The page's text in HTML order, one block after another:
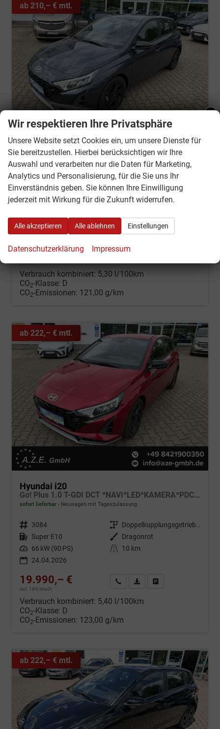
ab 210,– € mtl.
Hyundai i20
sofort lieferbar Neuwagen mit Tageszulassung
Fahrzeugnr. 3112 Getriebe Schalt. 6-Gang
66 kW (90 PS)
10 km
24.06.2026
18.990,– € Wir rufen Sie an
Verbrauch kombiniert: 5,30 l/100km
CO2-Klasse: D
CO2-Emissionen: 121,00 g/km
ab 222,– € mtl.
Hyundai i20
Go! Plus 1.0 T-GDI DCT *NAVI*LED*KAMERA*PDC*SH*LHZ*2026!
sofort lieferbar Neuwagen mit Tageszulassung
Fahrzeugnr. 3084 Getriebe
Doppelkupplungsgetriebe (DSG)
Kraftstoff Super E10 Außenfarbe Dragonrot
Leistung 66 kW (90 PS) Kilometerstand
10 km
24.04.2026
19.990,– €
incl. 19% MwSt.
Wir rufen Sie anFahrzeugexposé (PDF)
Verbrauch kombiniert: 5,40 l/100km
CO2-Klasse: D
CO2-Emissionen: 123,00 g/km
ab 222,– € mtl.
Wir respektieren Ihre Privatsphäre
Unsere Website setzt Cookies ein, um unsere Dienste für
Sie bereitzustellen. Hierbei berücksichtigen wir Ihre
Auswahl und verarbeiten nur die Daten für Marketing,
Analytics und Personalisierung, für die Sie uns Ihr
Einverständnis geben. Sie können Ihre Einwilligung
jederzeit mit Wirkung für die Zukunft widerrufen.
Alle akzeptieren Alle ablehnen Einstellungen
Datenschutzerklärung Impressum
Ankündigung - Betriebsurlaub:
Liebe Kunden - Wir haben vom
10.08.2026 - 21.08. 2026
urlaubsbedingt geschlossen!
Ab dem 24.08.2026 sind wir wieder
wie gewohnt für Sie da.